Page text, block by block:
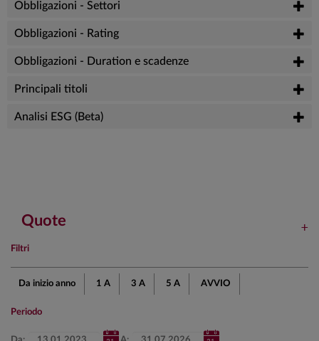
Obbligazioni - Settori
Obbligazioni - Rating
Obbligazioni - Duration e scadenze
Principali titoli
Analisi ESG (Beta)
Quote
Filtri
Da inizio anno 1 A 3 A 5 A AVVIO
Periodo